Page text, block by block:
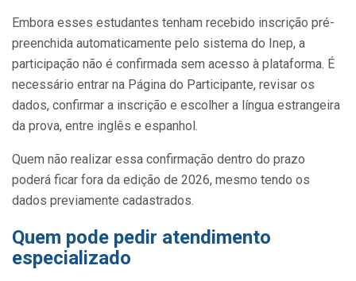
Embora esses estudantes tenham recebido inscrição pré-
preenchida automaticamente pelo sistema do Inep, a
participação não é confirmada sem acesso à plataforma. É
necessário entrar na Página do Participante, revisar os
dados, confirmar a inscrição e escolher a língua estrangeira
da prova, entre inglês e espanhol.
Quem não realizar essa confirmação dentro do prazo
poderá ficar fora da edição de 2026, mesmo tendo os
dados previamente cadastrados.
Quem pode pedir atendimento
especializado